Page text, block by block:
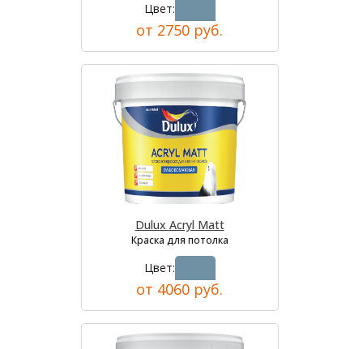
Цвет:
от 2750 руб.
Dulux Acryl Matt
Краска для потолка
Цвет:
от 4060 руб.